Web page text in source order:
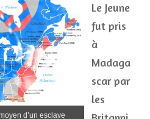
d’un esclave
Le Jeune
fut pris
à
Madaga
scar par
les